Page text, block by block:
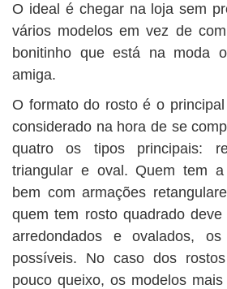
O ideal é chegar na loja sem
vários modelos em vez de
bonitinho que está na moda
amiga.
O formato do rosto é o
considerado na hora de se
quatro os tipos principais:
triangular e oval. Quem tem
bem com armações
quem tem rosto quadrado
arredondados e ovalados,
possíveis. No caso dos
pouco queixo, os modelos